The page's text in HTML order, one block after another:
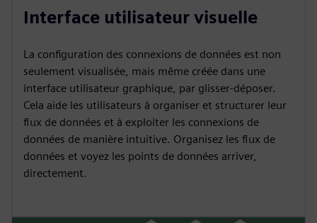
Interface utilisateur visuelle
La configuration des connexions de données est non
seulement visualisée, mais même créée dans une
interface utilisateur graphique, par glisser-déposer.
Cela aide les utilisateurs à organiser et structurer leur
flux de données et à exploiter les connexions de
données de manière intuitive. Organisez les flux de
données et voyez les points de données arriver,
directement.